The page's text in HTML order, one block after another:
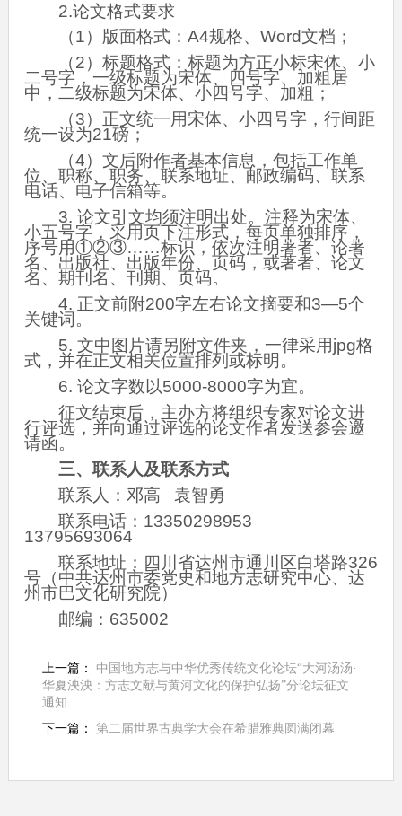
2.论文格式要求
（1）版面格式：A4规格、Word文档；
（2）标题格式：标题为方正小标宋体、小
二号字，一级标题为宋体、四号字、加粗居
中，二级标题为宋体、小四号字、加粗；
（3）正文统一用宋体、小四号字，行间距
统一设为21磅；
（4）文后附作者基本信息，包括工作单
位、职称、职务、联系地址、邮政编码、联系
电话、电子信箱等。
3. 论文引文均须注明出处。注释为宋体、
小五号字，采用页下注形式，每页单独排序，
序号用①②③……标识，依次注明著者、论著
名、出版社、出版年份、页码，或著者、论文
名、期刊名、刊期、页码。
4. 正文前附200字左右论文摘要和3—5个
关键词。
5. 文中图片请另附文件夹，一律采用jpg格
式，并在正文相关位置排列或标明。
6. 论文字数以5000-8000字为宜。
征文结束后，主办方将组织专家对论文进
行评选，并向通过评选的论文作者发送参会邀
请函。
三、联系人及联系方式
联系人：邓高 袁智勇
联系电话：13350298953
13795693064
联系地址：四川省达州市通川区白塔路326
号（中共达州市委党史和地方志研究中心、达
州市巴文化研究院）
邮编：635002
上一篇： 中国地方志与中华优秀传统文化论坛“大河汤汤·
华夏泱泱：方志文献与黄河文化的保护弘扬”分论坛征文
通知
下一篇： 第二届世界古典学大会在希腊雅典圆满闭幕